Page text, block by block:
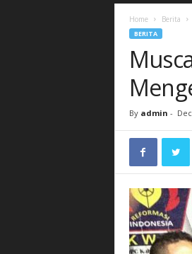
L
Home Berita
BERITA
By admin -